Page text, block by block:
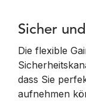
Sicher
Die flexible
dass Sie
aufnehmen